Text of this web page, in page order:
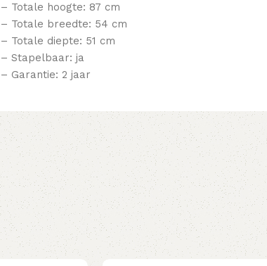
– Totale hoogte: 87 cm
– Totale breedte: 54 cm
– Totale diepte: 51 cm
– Stapelbaar: ja
– Garantie: 2 jaar